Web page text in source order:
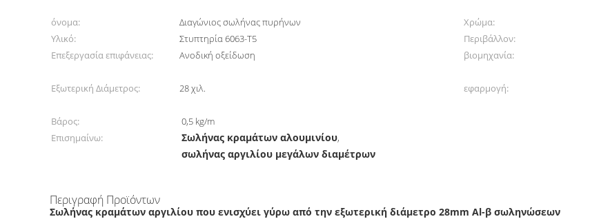
όνομα: Διαγώνιος σωλήνας πυρήνων Χρώμα:
Υλικό:
Στυπτηρία 6063-T5 Περιβάλλον:
Επεξεργασία επιφάνειας:
Ανοδική οξείδωση βιομηχανία:
Εξωτερική Διάμετρος:
28 χιλ. εφαρμογή:
Βάρος:
0,5 kg/m
Επισημαίνω:
Σωλήνας κραμάτων αλουμινίου,
σωλήνας αργιλίου μεγάλων διαμέτρων
Περιγραφή Προϊόντων
Σωλήνας κραμάτων αργιλίου που ενισχύει γύρω από την εξωτερική διάμετρο 28mm Al-β σωληνώσεων